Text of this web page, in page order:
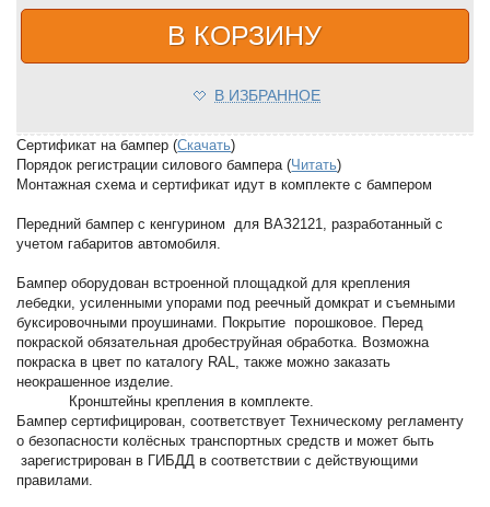
В КОРЗИНУ
В ИЗБРАННОЕ
Сертификат на бампер (Скачать)
Порядок регистрации силового бампера (Читать)
Монтажная схема и сертификат идут в комплекте с бампером
Передний бампер с кенгурином для ВАЗ2121, разработанный с
учетом габаритов автомобиля.
Бампер оборудован встроенной площадкой для крепления
лебедки, усиленными упорами под реечный домкрат и съемными
буксировочными проушинами. Покрытие порошковое. Перед
покраской обязательная дробеструйная обработка. Возможна
покраска в цвет по каталогу RAL, также можно заказать
неокрашенное изделие.
Кронштейны крепления в комплекте.
Бампер сертифицирован, соответствует Техническому регламенту
о безопасности колёсных транспортных средств и может быть
зарегистрирован в ГИБДД в соответствии с действующими
правилами.